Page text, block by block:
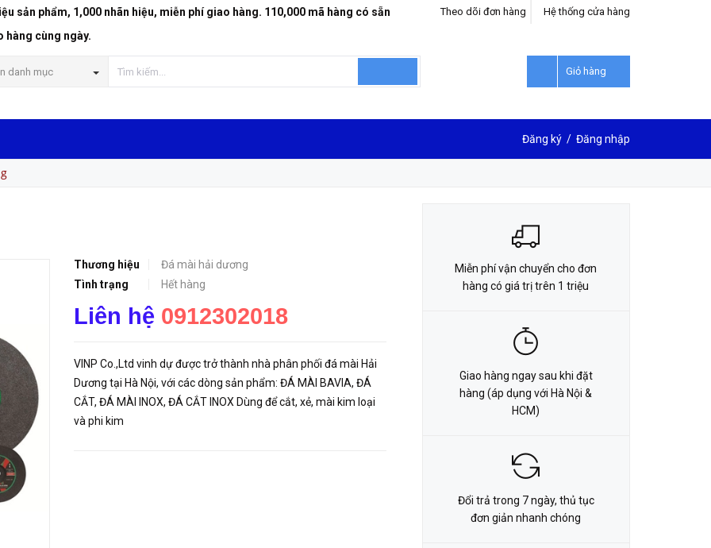
sản phẩm, 1,000 nhãn hiệu, miễn phí giao hàng. 110,000 mã hàng có sẵn
hàng cùng ngày.
Hệ thống cửa hàng
Theo dõi đơn hàng
danh mục Giỏ hàng
Đăng ký / Đăng nhập
Thương hiệu
Đá mài hải dương
Tình trạng
Hết hàng
Liên hệ 0912302018
VINP Co.,Ltd vinh dự được trở thành nhà phân phối đá mài Hải
Dương tại Hà Nội, với các dòng sản phẩm: ĐÁ MÀI BAVIA, ĐÁ
CẮT, ĐÁ MÀI INOX, ĐÁ CẮT INOX Dùng để cắt, xẻ, mài kim loại
và phi kim
LIÊN HỆ ĐẶT HÀNG
Miễn phí vận chuyển cho đơn
hàng có giá trị trên 1 triệu
Giao hàng ngay sau khi đặt
hàng (áp dụng với Hà Nội &
HCM)
Đổi trả trong 7 ngày, thủ tục
đơn giản nhanh chóng